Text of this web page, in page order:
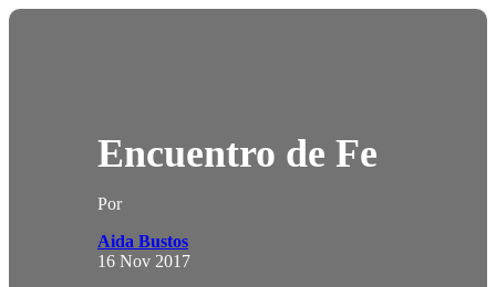
Encuentro de Fe
Por
Aida Bustos
16 Nov 2017